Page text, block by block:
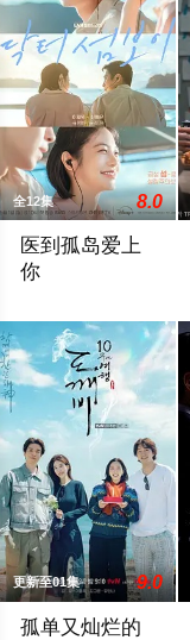
全12集 8.0
医到孤岛爱上
你
更新至01集 9.0
孤单又灿烂的